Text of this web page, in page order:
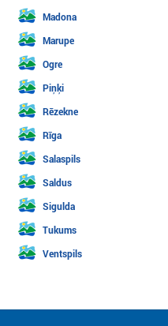
Madona
Marupe
Ogre
Piņķi
Rēzekne
Rīga
Salaspils
Saldus
Sigulda
Tukums
Ventspils